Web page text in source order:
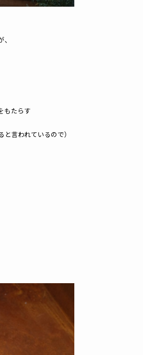
もたらす
言われているので）